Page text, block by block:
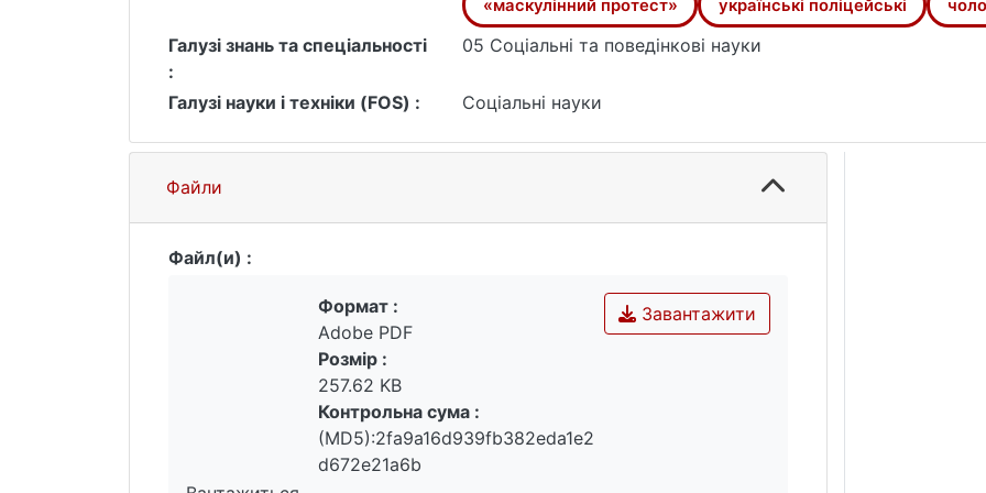
«маскулінний протест» українські поліцейські
Галузі знань та спеціальності
:
05 Соціальні та поведінкові науки
Галузі науки і техніки (FOS) : Соціальні науки
Файли
Файл(и) :
Завантажити
Формат :
Adobe PDF
Розмір :
257.62 KB
Контрольна сума :
(MD5):2fa9a16d939fb382eda1e2
d672e21a6b